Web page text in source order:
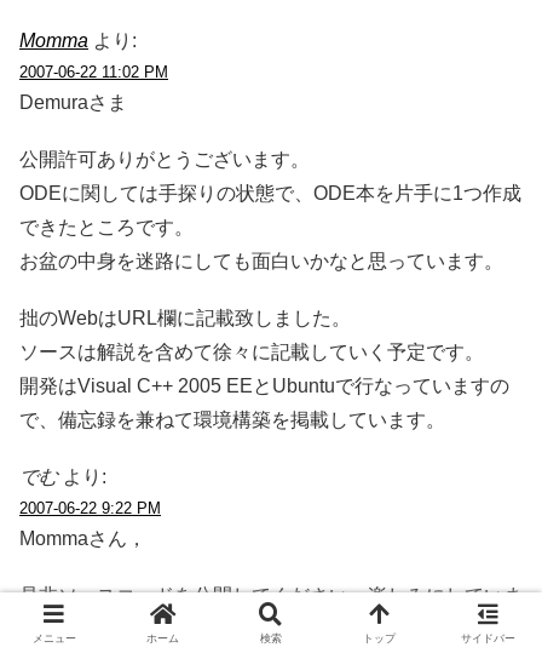
Momma より:
2007-06-22 11:02 PM
Demuraさま
公開許可ありがとうございます。
ODEに関しては手探りの状態で、ODE本を片手に1つ作成
できたところです。
お盆の中身を迷路にしても面白いかなと思っています。
拙のWebはURL欄に記載致しました。
ソースは解説を含めて徐々に記載していく予定です。
開発はVisual C++ 2005 EEとUbuntuで行なっていますの
で、備忘録を兼ねて環境構築を掲載しています。
でむ より:
2007-06-22 9:22 PM
Mommaさん，
是非ソースコードを公開してください．楽しみにしていま
す．
メニュー ホーム 検索 トップ サイドバー